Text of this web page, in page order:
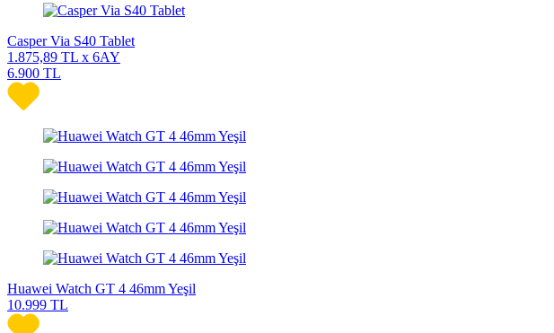
Casper Via S40 Tablet
1.875,89 TL x 6AY
6.900 TL
Huawei Watch GT 4 46mm Yeşil
10.999 TL